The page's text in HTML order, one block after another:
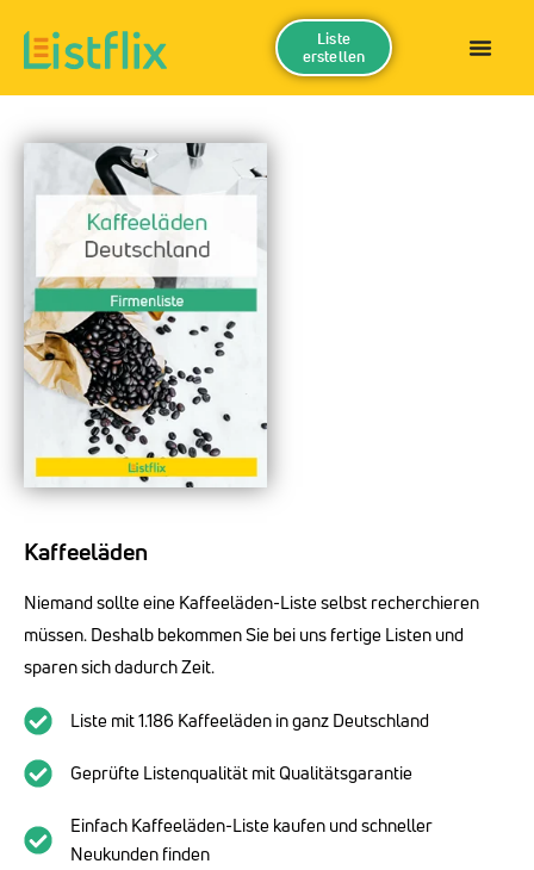
Liste
erstellen
Kaffeeläden
Niemand sollte eine Kaffeeläden-Liste selbst recherchieren
müssen. Deshalb bekommen Sie bei uns fertige Listen und
sparen sich dadurch Zeit.
Liste mit 1.186 Kaffeeläden in ganz Deutschland
Geprüfte Listenqualität mit Qualitätsgarantie
Einfach Kaffeeläden-Liste kaufen und schneller
Neukunden finden